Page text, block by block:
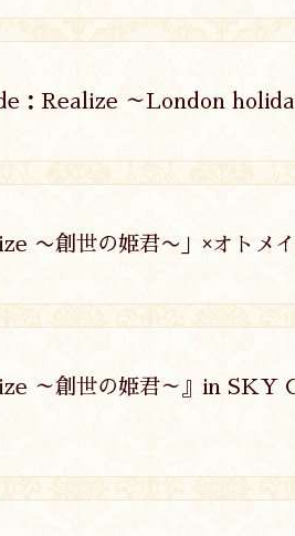
：Realize ～London
〜創世の姫君〜」×オトメ
～創世の姫君～』in SKY